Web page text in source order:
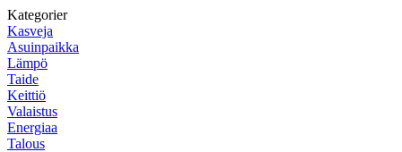
Kategorier
Kasveja
Asuinpaikka
Lämpö
Taide
Keittiö
Valaistus
Energiaa
Talous